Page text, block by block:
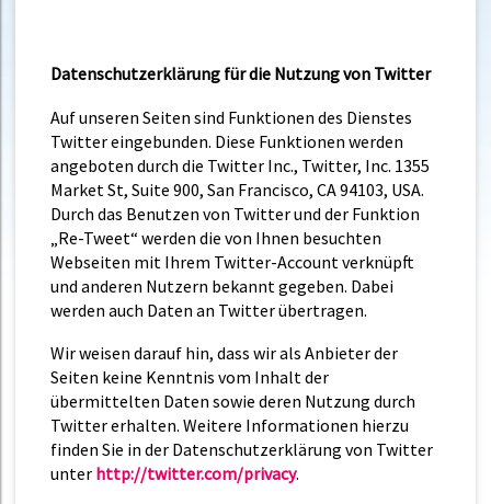
Datenschutzerklärung für die Nutzung von Twitter
Auf unseren Seiten sind Funktionen des Dienstes
Twitter eingebunden. Diese Funktionen werden
angeboten durch die Twitter Inc., Twitter, Inc. 1355
Market St, Suite 900, San Francisco, CA 94103, USA.
Durch das Benutzen von Twitter und der Funktion
„Re-Tweet“ werden die von Ihnen besuchten
Webseiten mit Ihrem Twitter-Account verknüpft
und anderen Nutzern bekannt gegeben. Dabei
werden auch Daten an Twitter übertragen.
Wir weisen darauf hin, dass wir als Anbieter der
Seiten keine Kenntnis vom Inhalt der
übermittelten Daten sowie deren Nutzung durch
Twitter erhalten. Weitere Informationen hierzu
finden Sie in der Datenschutzerklärung von Twitter
unter http://twitter.com/privacy.